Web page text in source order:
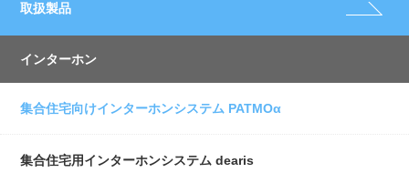
取扱製品
インターホン
集合住宅向けインターホンシステム PATMOα
集合住宅用インターホンシステム dearis